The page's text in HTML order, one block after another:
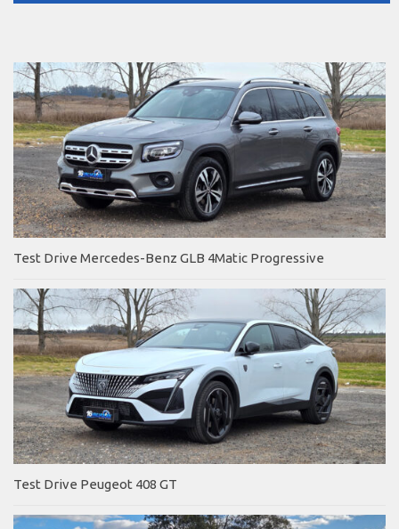
Test Drive Mercedes-Benz GLB 4Matic Progressive
Test Drive Peugeot 408 GT